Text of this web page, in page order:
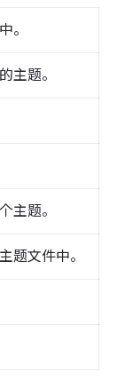
。
主题。
主题。
题文件中。